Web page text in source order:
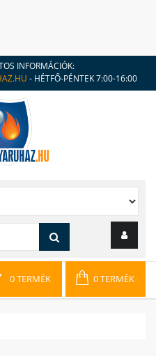
INFORMÁCIÓK:
- HÉTFŐ-PÉNTEK 7:00-16:00
0 TERMÉK 0 TERMÉK